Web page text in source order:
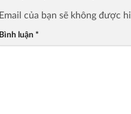
Email của bạn sẽ không được
Bình luận *